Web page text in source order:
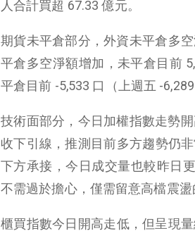
人合計買超 67.33 億元。
期貨未平倉部分，外資未平倉多
平倉多空淨額增加，未平倉目前
平倉目前 -5,533 口（上週五 -6,289
技術面部分，今日加權指數走勢
收下引線，推測目前多方趨勢仍
下方承接，今日成交量也較昨日
不需過於擔心，僅需留意高檔震盪
櫃買指數今日開高走低，但呈現